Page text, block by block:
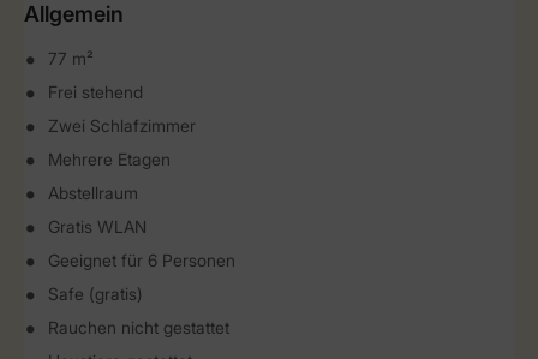
Allgemein
77 m²
Frei stehend
Zwei Schlafzimmer
Mehrere Etagen
Abstellraum
Gratis WLAN
Geeignet für 6 Personen
Safe (gratis)
Rauchen nicht gestattet